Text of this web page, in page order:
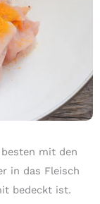
mit den
in das Fleisch
bedeckt ist.